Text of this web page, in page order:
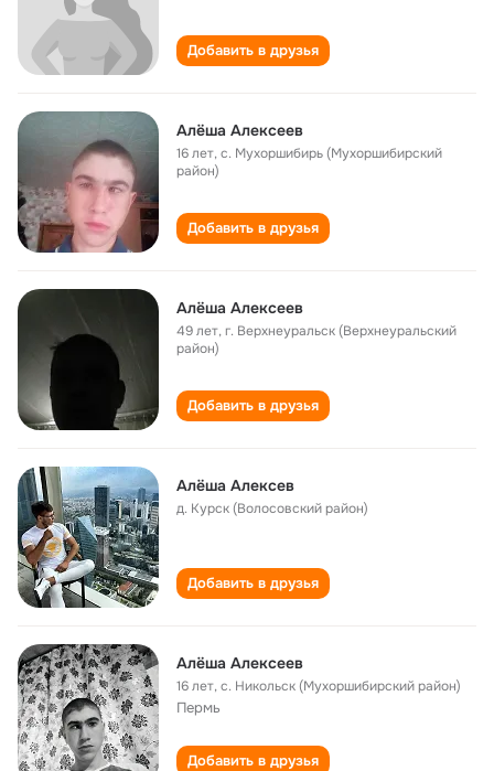
Добавить в друзья
Алёша Алексеев
16 лет,с. Мухоршибирь (Мухоршибирский
район)
Добавить в друзья
Алёша Алексеев
49 лет,г. Верхнеуральск (Верхнеуральский
район)
Добавить в друзья
Алёша Алексев
д. Курск (Волосовский район)
Добавить в друзья
Алёша Алексеев
16 лет,с. Никольск (Мухоршибирский район)
Пермь
Добавить в друзья